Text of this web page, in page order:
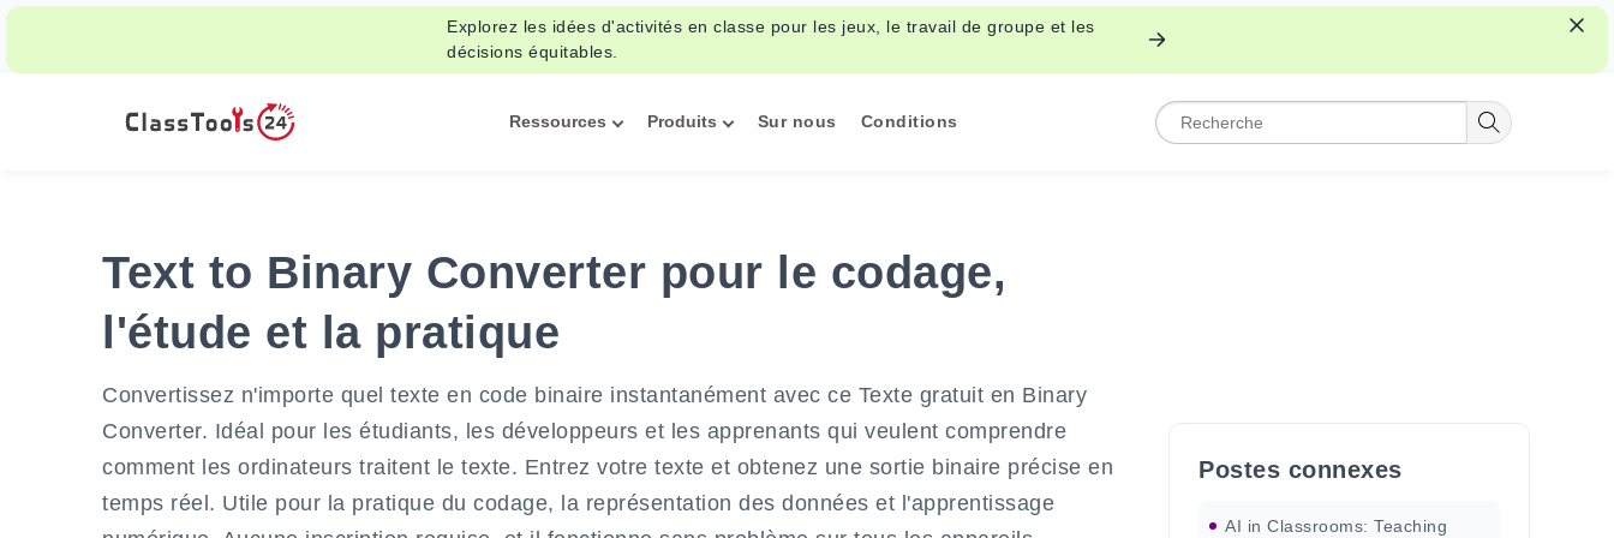
Explorez les idées d'activités en classe pour les jeux, le travail de groupe et les
décisions équitables.
Ressources Produits Sur nous Conditions
Text to Binary Converter pour le codage,
l'étude et la pratique
Convertissez n'importe quel texte en code binaire instantanément avec ce Texte gratuit en Binary
Converter. Idéal pour les étudiants, les développeurs et les apprenants qui veulent comprendre
comment les ordinateurs traitent le texte. Entrez votre texte et obtenez une sortie binaire précise en
temps réel. Utile pour la pratique du codage, la représentation des données et l'apprentissage
Postes connexes
AI in Classrooms: Teaching